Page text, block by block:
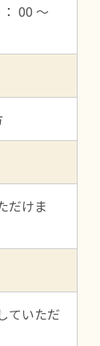
00 ～
だけま
ていただ